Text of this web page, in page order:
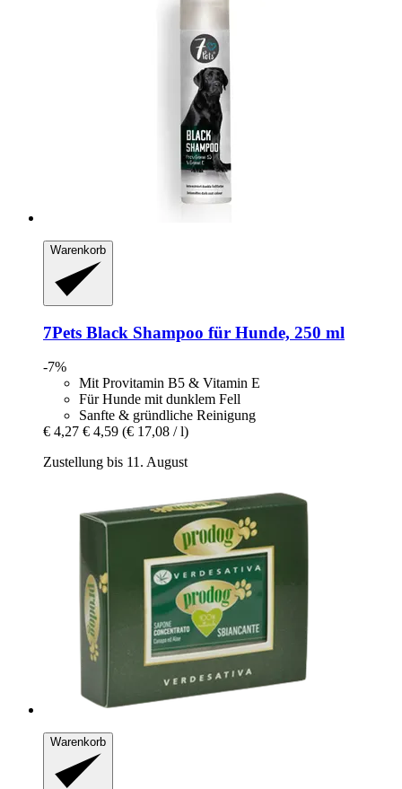
Warenkorb
7Pets Black Shampoo für Hunde, 250 ml
-7%
Mit Provitamin B5 & Vitamin E
Für Hunde mit dunklem Fell
Sanfte & gründliche Reinigung
€ 4,27 € 4,59 (€ 17,08 / l)
Zustellung bis 11. August
Warenkorb